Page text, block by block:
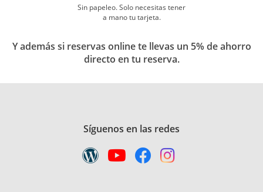
Sin papeleo. Solo necesitas tener
a mano tu tarjeta.
Y además si reservas online te llevas un 5% de ahorro
directo en tu reserva.
Síguenos en las redes